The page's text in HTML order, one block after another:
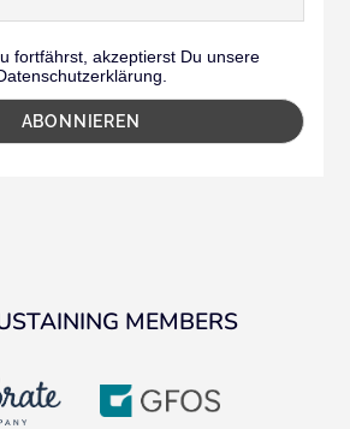
fortfährst, akzeptierst Du unsere
MEMBERS